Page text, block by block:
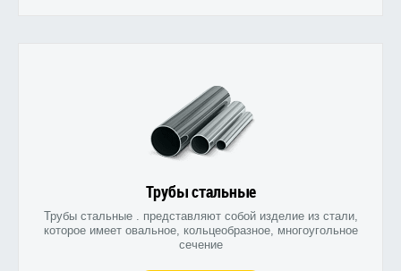
Трубы стальные
Трубы стальные . представляют собой изделие из стали,
которое имеет овальное, кольцеобразное, многоугольное
сечение